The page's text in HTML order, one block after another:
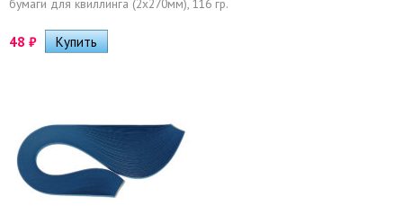
бумаги для квиллинга (2х270мм), 116 гр.
48 ₽